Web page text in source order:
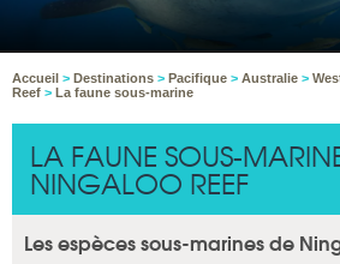
Accueil > Destinations > Pacifique > Australie >
Reef > La faune sous-marine
LA FAUNE SOUS-
NINGALOO REEF
Les espèces sous-marines de